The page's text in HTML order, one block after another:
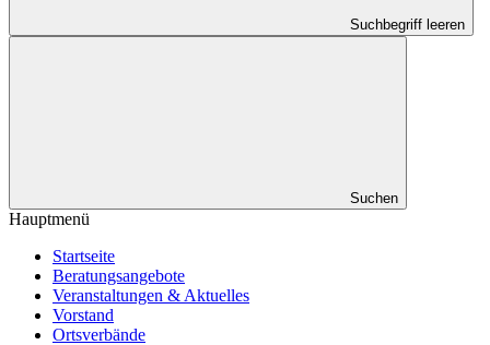
Suchbegriff leeren
Suchen
Hauptmenü
Startseite
Beratungsangebote
Veranstaltungen & Aktuelles
Vorstand
Ortsverbände